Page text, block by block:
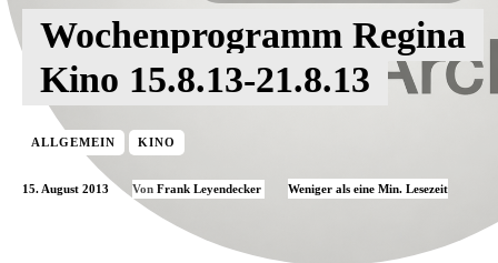
Wochenprogramm Regina
Kino 15.8.13-21.8.13
ALLGEMEIN KINO
15. August 2013 Von Frank Leyendecker Weniger als eine Min. Lesezeit